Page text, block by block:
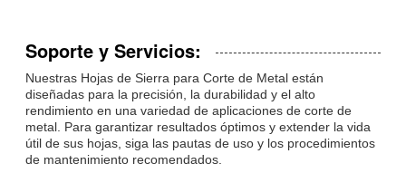
Soporte y Servicios:
Nuestras Hojas de Sierra para Corte de Metal están
diseñadas para la precisión, la durabilidad y el alto
rendimiento en una variedad de aplicaciones de corte de
metal. Para garantizar resultados óptimos y extender la vida
útil de sus hojas, siga las pautas de uso y los procedimientos
de mantenimiento recomendados.